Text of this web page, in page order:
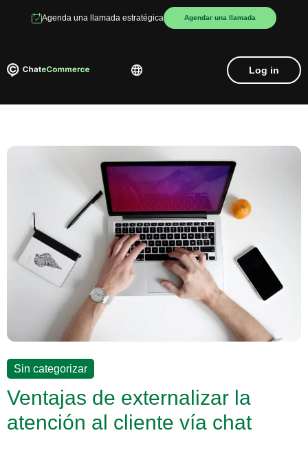
Agenda una llamada estratégica Agendar una llamada
Log in
Sin categorizar
Ventajas de externalizar la
atención al cliente vía chat